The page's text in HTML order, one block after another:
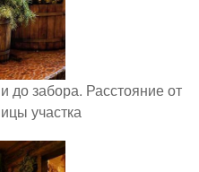
до забора. Расстояние от
участка